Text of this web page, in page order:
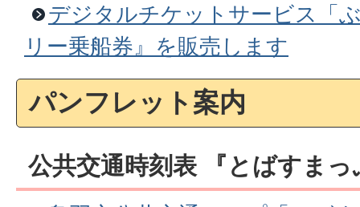
デジタルチケットサービス「
リー乗船券』を販売します
パンフレット案内
公共交通時刻表 『とばすま